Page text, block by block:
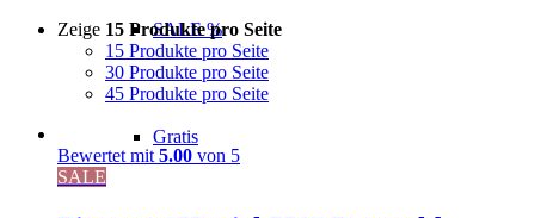
SALE %
Gratis
Zeige 15 Produkte pro Seite
15 Produkte pro Seite
30 Produkte pro Seite
45 Produkte pro Seite
Bewertet mit 5.00 von 5
SALE